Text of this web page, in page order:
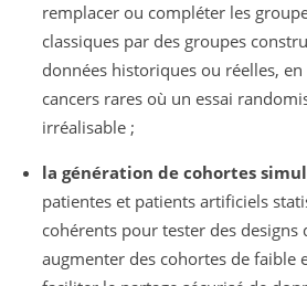
remplacer ou compléter les
classiques par des groupes
données historiques ou réelles,
cancers rares où un essai
irréalisable ;
la génération de cohortes
patientes et patients artificiels
cohérents pour tester des designs
augmenter des cohortes de faible